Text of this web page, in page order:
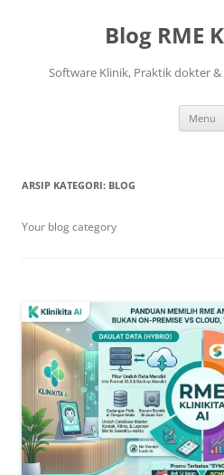
Blog RME
Software Klinik, Praktik dokter
Menu
ARSIP KATEGORI: BLOG
Your blog category